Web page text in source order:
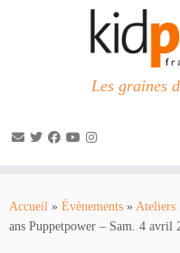
contenu
Les graines
Accueil » Évènements » Ateliers
ans Puppetpower – Sam. 4 avril